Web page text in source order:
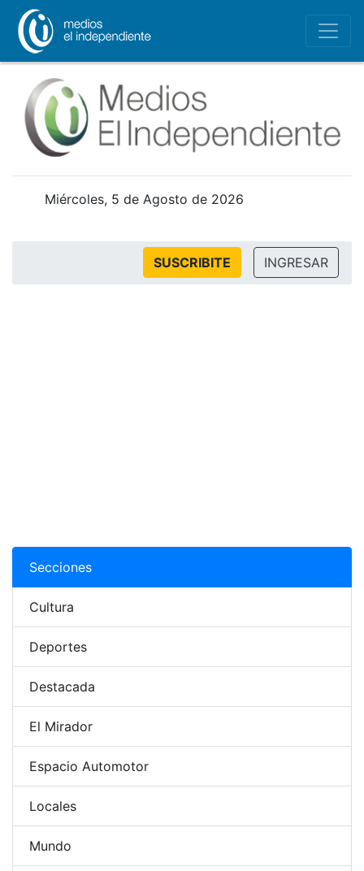
Miércoles, 5 de Agosto de 2026
SUSCRIBITE INGRESAR
Secciones
Cultura
Deportes
Destacada
El Mirador
Espacio Automotor
Locales
Mundo